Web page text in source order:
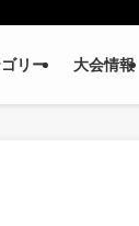
リー 大会情報